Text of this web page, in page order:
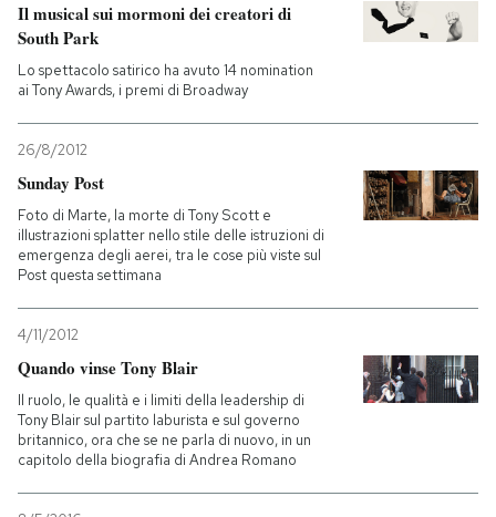
Il musical sui mormoni dei creatori di
South Park
Lo spettacolo satirico ha avuto 14 nomination
ai Tony Awards, i premi di Broadway
26/8/2012
Sunday Post
Foto di Marte, la morte di Tony Scott e
illustrazioni splatter nello stile delle istruzioni di
emergenza degli aerei, tra le cose più viste sul
Post questa settimana
4/11/2012
Quando vinse Tony Blair
Il ruolo, le qualità e i limiti della leadership di
Tony Blair sul partito laburista e sul governo
britannico, ora che se ne parla di nuovo, in un
capitolo della biografia di Andrea Romano